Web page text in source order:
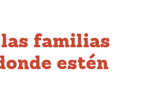
familias
estén